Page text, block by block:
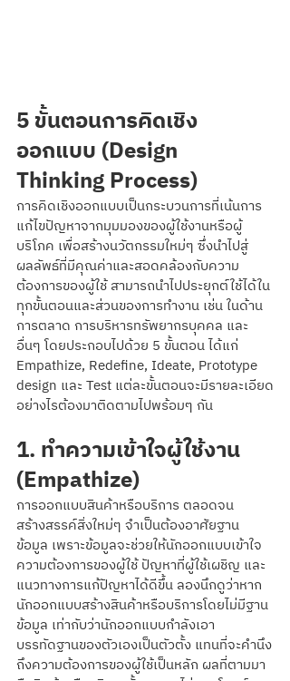
5 ขั้นตอนการคิดเชิง
ออกแบบ (Design
Thinking Process)
การคิดเชิงออกแบบเป็นกระบวนการที่เน้นการ
แก้ไขปัญหาจากมุมมองของผู้ใช้งานหรือผู้
บริโภค เพื่อสร้างนวัตกรรมใหม่ๆ ซึ่งนำไปสู่
ผลลัพธ์ที่มีคุณค่าและสอดคล้องกับความ
ต้องการของผู้ใช้ สามารถนำไปประยุกต์ใช้ได้ใน
ทุกขั้นตอนและส่วนของการทำงาน เช่น ในด้าน
การตลาด การบริหารทรัพยากรบุคคล และ
อื่นๆ โดยประกอบไปด้วย 5 ขั้นตอน ได้แก่
Empathize, Redefine, Ideate, Prototype
design และ Test แต่ละขั้นตอนจะมีรายละเอียด
อย่างไรต้องมาติดตามไปพร้อมๆ กัน
1. ทำความเข้าใจผู้ใช้งาน
(Empathize)
การออกแบบสินค้าหรือบริการ ตลอดจน
สร้างสรรค์สิ่งใหม่ๆ จำเป็นต้องอาศัยฐาน
ข้อมูล เพราะข้อมูลจะช่วยให้นักออกแบบเข้าใจ
ความต้องการของผู้ใช้ ปัญหาที่ผู้ใช้เผชิญ และ
แนวทางการแก้ปัญหาได้ดีขึ้น ลองนึกดูว่าหาก
นักออกแบบสร้างสินค้าหรือบริการโดยไม่มีฐาน
ข้อมูล เท่ากับว่านักออกแบบกำลังเอา
บรรทัดฐานของตัวเองเป็นตัวตั้ง แทนที่จะคำนึง
ถึงความต้องการของผู้ใช้เป็นหลัก ผลที่ตามมา